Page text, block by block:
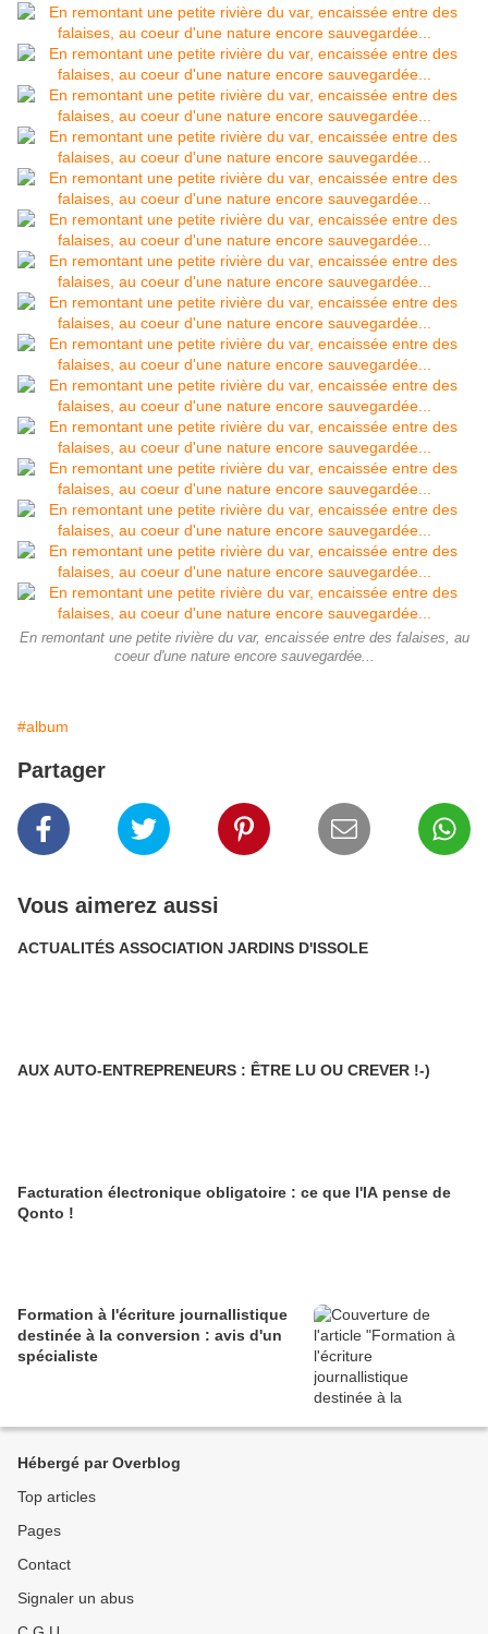
En remontant une petite rivière du var, encaissée entre des falaises, au
coeur d'une nature encore sauvegardée...
#album
Partager
Vous aimerez aussi
ACTUALITÉS ASSOCIATION JARDINS D'ISSOLE
AUX AUTO-ENTREPRENEURS : ÊTRE LU OU CREVER !-)
Facturation électronique obligatoire : ce que l'IA pense de
Qonto !
Formation à l'écriture journallistique
destinée à la conversion : avis d'un
spécialiste
Hébergé par Overblog
Top articles
Pages
Contact
Signaler un abus